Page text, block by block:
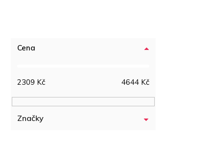
Cena
2309 Kč 4644 Kč
Značky